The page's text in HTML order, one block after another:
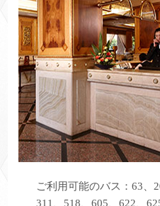
ご利用可能のバス：63、
311、518、605、622、